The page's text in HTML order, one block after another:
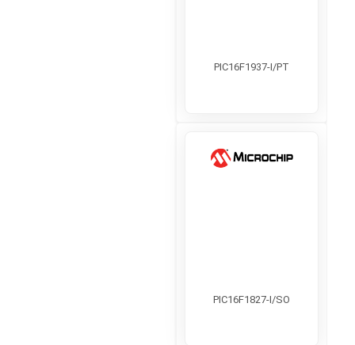
PIC16F1937-I/PT
PIC16F1827-I/SO